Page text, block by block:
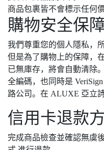
商品包裹皆不會標示任何
購物安全保
我們尊重您的個人隱私，
但是為了購物上的保障，
已無庫存，將會自動清除
全編碼，也同時是
路公司。在 ALUXE 亞立
信用卡退款
完成商品檢查並確認無虞